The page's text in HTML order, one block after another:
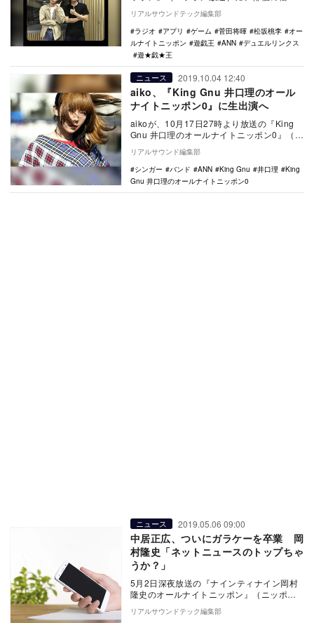
桃李がゲストとして登場。自身の出演する
映画『HE…
リアルサウンドテック編集部
ラジオ
アプリ ゲーム 菅田将暉 松坂桃李
オー
ルナイトニッポン
遊戯王 ANN
デュエルリンクス
遊★戯★王
ニュース 2019.10.04 12:40
aiko、『King Gnu 井口理のオール
ナイトニッポン0』に生出演へ
aikoが、10月17日27時より放送の『King
Gnu 井口理のオールナイトニッポン0』（ニ
ッポン放送）に生出演する。 …
リアルサウンド編集部
シンガー
バンド ANN King Gnu 井口理
King
Gnu 井口理のオールナイトニッポン0
ニュース 2019.05.06 09:00
中居正広、ついにガラケーを卒業 岡
村隆史「ネットニュースのトップちゃ
うか？」
5月2日深夜放送の『ナインティナイン岡村
隆史のオールナイトニッポン』（ニッポン
放送）に、中居正広がゲスト出演。ついに
ガラケーを卒…
リアルサウンドテック編集部